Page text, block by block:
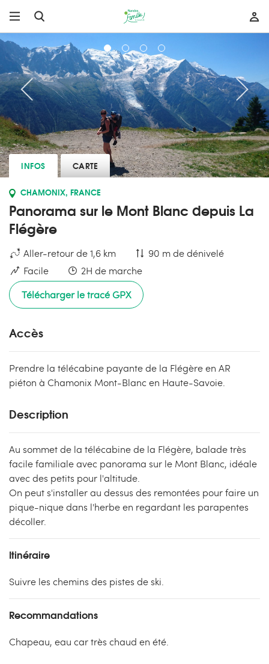
INFOS CARTE
CHAMONIX, FRANCE
Panorama sur le Mont Blanc depuis La
Flégère
Aller-retour de 1,6 km
90 m de dénivelé
Facile
2H de marche
Télécharger le tracé GPX
Accès
Prendre la télécabine payante de la Flégère en AR
piéton à Chamonix Mont-Blanc en Haute-Savoie.
Description
Au sommet de la télécabine de la Flégère, balade très
facile familiale avec panorama sur le Mont Blanc, idéale
avec des petits pour l'altitude.
On peut s'installer au dessus des remontées pour faire un
pique-nique dans l'herbe en regardant les parapentes
décoller.
Itinéraire
Suivre les chemins des pistes de ski.
Recommandations
Chapeau, eau car très chaud en été.